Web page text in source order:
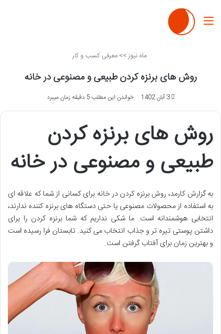
منو
ماه نیوز>>معرفی کسب و کار
روش های برنزه کردن طبیعی و مصنوعی در خانه
3 آبان 1402 خواندن این مطلب 5 دقیقه زمان میبرد
روش های برنزه کردن
طبیعی و مصنوعی در خانه
به گزارش کارمد، روش برنزه کردن در خانه برای کسانی از شما که علاقه ای
به استفاده از محصولات مصنوعی یا حتی دستگاه های برنزه کننده ندارند،
انتخابی هوشمندانه است. ما شکی نداریم که شما برنزه کردن را برای
داشتن پوستی تیره تر و جذاب انتخاب می کنید. تابستان فرا رسیده است
و بهترین زمان برای آفتاب گرفتن است.